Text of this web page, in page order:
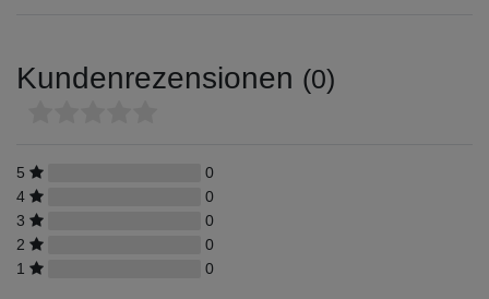
Kundenrezensionen (0)
5
0
4
0
3
0
2
0
1
0